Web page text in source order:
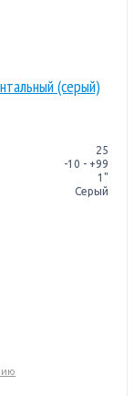
(серый)
25
-10 - +99
1"
Серый